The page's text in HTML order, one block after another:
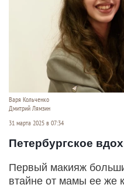
Варя Кольченко
Дмитрий Лямзин
31 марта 2025 в 07:34
Петербургское
Первый макияж
втайне от мамы ее же